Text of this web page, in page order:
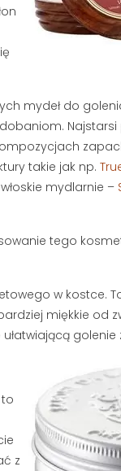
to
sandałowego
produkuje się
stanowiący podstawę
Czytaj dalej
mydeł do
takie jak np.
mydlarnie –
tego
w kostce.
miękkie od
golenie
z